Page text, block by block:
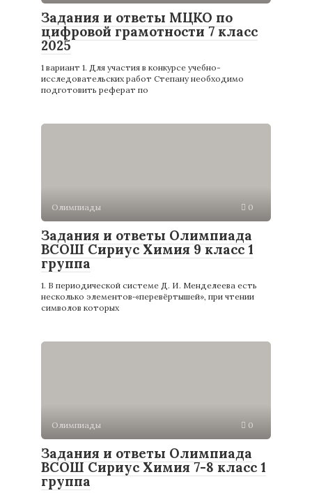
Задания и ответы МЦКО по
цифровой грамотности 7 класс
2025
1 вариант 1. Для участия в конкурсе учебно-
исследовательских работ Степану необходимо
подготовить реферат по
Олимпиады 0
Задания и ответы Олимпиада
ВСОШ Сириус Химия 9 класс 1
группа
1. В периодической системе Д. И. Менделеева есть
несколько элементов‑«перевёртышей», при чтении
символов которых
Олимпиады 0
Задания и ответы Олимпиада
ВСОШ Сириус Химия 7-8 класс 1
группа